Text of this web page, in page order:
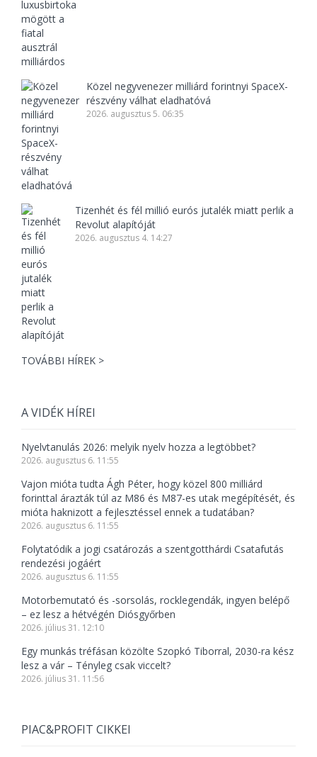
Közel negyvenezer milliárd forintnyi SpaceX-
részvény válhat eladhatóvá
2026. augusztus 5. 06:35
Tizenhét és fél millió eurós jutalék miatt perlik a
Revolut alapítóját
2026. augusztus 4. 14:27
TOVÁBBI HÍREK >
A VIDÉK HÍREI
Nyelvtanulás 2026: melyik nyelv hozza a legtöbbet?
2026. augusztus 6. 11:55
Vajon mióta tudta Ágh Péter, hogy közel 800 milliárd
forinttal árazták túl az M86 és M87-es utak megépítését, és
mióta haknizott a fejlesztéssel ennek a tudatában?
2026. augusztus 6. 11:55
Folytatódik a jogi csatározás a szentgotthárdi Csatafutás
rendezési jogáért
2026. augusztus 6. 11:55
Motorbemutató és -sorsolás, rocklegendák, ingyen belépő
– ez lesz a hétvégén Diósgyőrben
2026. július 31. 12:10
Egy munkás tréfásan közölte Szopkó Tiborral, 2030-ra kész
lesz a vár – Tényleg csak viccelt?
2026. július 31. 11:56
PIAC&PROFIT CIKKEI